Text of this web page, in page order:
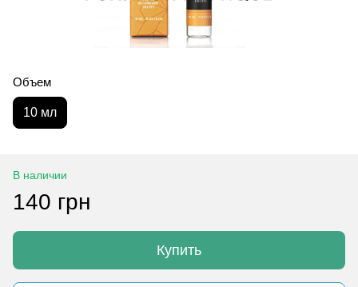
Объем
10 мл
В наличии
140 грн
Купить